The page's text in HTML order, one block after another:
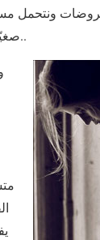
ونتحمل
صغيّرات يملاو عليا الحياة..